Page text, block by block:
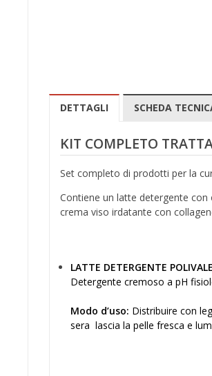
DETTAGLI SCHEDA
KIT COMPLETO
Set completo di prodotti per la
Contiene un latte detergente
crema viso irdatante con
LATTE DETERGENTE
Detergente cremoso a pH
Modo d’uso: Distribuire con
sera lascia la pelle fresca e